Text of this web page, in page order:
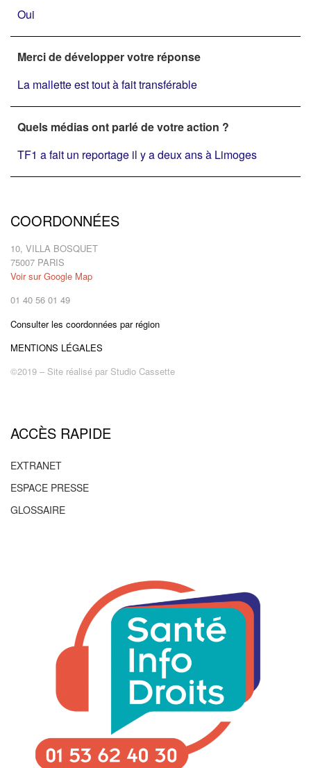
Oui
Merci de développer votre réponse
La mallette est tout à fait transférable
Quels médias ont parlé de votre action ?
TF1 a fait un reportage il y a deux ans à Limoges
COORDONNÉES
10, VILLA BOSQUET
75007 PARIS
Voir sur Google Map
01 40 56 01 49
Consulter les coordonnées par région
MENTIONS LÉGALES
©2019 – Site réalisé par Studio Cassette
ACCÈS RAPIDE
EXTRANET
ESPACE PRESSE
GLOSSAIRE